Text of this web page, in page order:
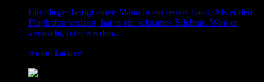
Ein Flieger bringt einen Mann in ein fernes Land. Als er den
Flughafen verlässt, hat er ein seltsames Erlebnis. Wird er
verarscht, oder werden...
Autor: katidee